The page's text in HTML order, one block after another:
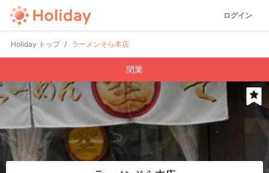
ログイン
Holiday トップ ラーメンそら本店
閉業